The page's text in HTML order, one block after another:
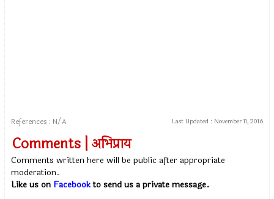
References : N/A Last Updated : November 11, 2016
Comments | अभिप्राय
Comments written here will be public after appropriate
moderation.
Like us on Facebookto send us a private message.